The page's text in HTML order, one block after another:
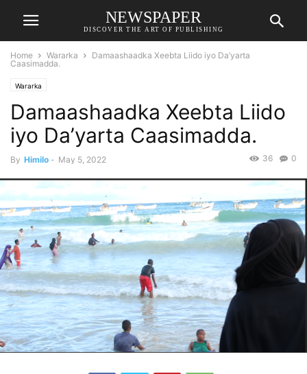
NEWSPAPER
DISCOVER THE ART OF PUBLISHING
Home Wararka
Damaashaadka Xeebta Liido iyo Da’yarta
Caasimadda.
Wararka
Damaashaadka Xeebta Liido
iyo Da’yarta Caasimadda.
By Himilo - May 5, 2022 0
36